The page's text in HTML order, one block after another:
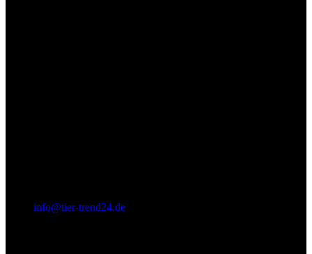
info@tier-trend24.de